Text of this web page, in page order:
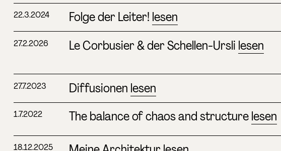
22.3.2024 Folge der Leiter! lesen
27.2.2026 Le Corbusier & der Schellen-Ursli lesen
27.7.2023 Diffusionen lesen
1.7.2022 The balance of chaos and structurelesen
18.12.2025